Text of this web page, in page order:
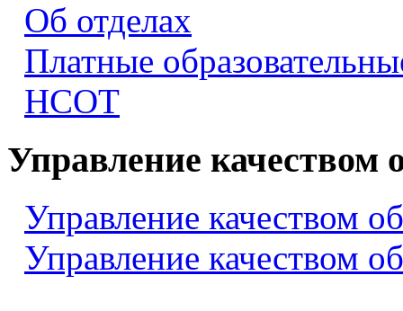
Об отделах
Платные
НСОТ
Управление качеством
Управление качеством
Управление качеством